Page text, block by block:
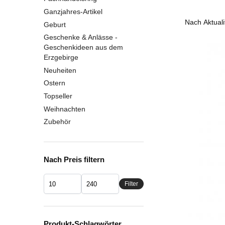
Ganzjahres-Artikel
Geburt
Geschenke & Anlässe -
Geschenkideen aus dem
Erzgebirge
Neuheiten
Ostern
Topseller
Weihnachten
Zubehör
Nach Preis filtern
Filter